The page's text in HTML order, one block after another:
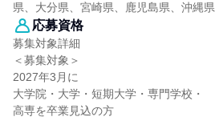
県、大分県、宮崎県、鹿児島県、沖縄県
応募資格
募集対象詳細
＜募集対象＞
2027年3月に
大学院・大学・短期大学・専門学校・
高専を卒業見込の方